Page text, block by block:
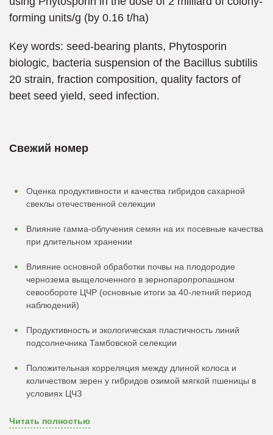
forming units/g (by 0.16 t/ha)
Key words: seed-bearing plants, Phytosporin
biologic, bacteria suspension of the Bacillus subtilis
20 strain, fraction composition, quality factors of
beet seed yield, seed infection.
Свежий номер
Оценка продуктивности и качества гибридов сахарной
свеклы отечественной селекции
Влияние гамма-облучения семян на их посевные качества
при длительном хранении
Влияние основной обработки почвы на плодородие
чернозема выщелоченного в зернопаропропашном
севообороте ЦЧР (основные итоги за 40-летний период
наблюдений)
Продуктивность и экологическая пластичность линий
подсолнечника Тамбовской селекции
Положительная корреляция между длиной колоса и
количеством зерен у гибридов озимой мягкой пшеницы в
условиях ЦЧЗ
Читать полностью